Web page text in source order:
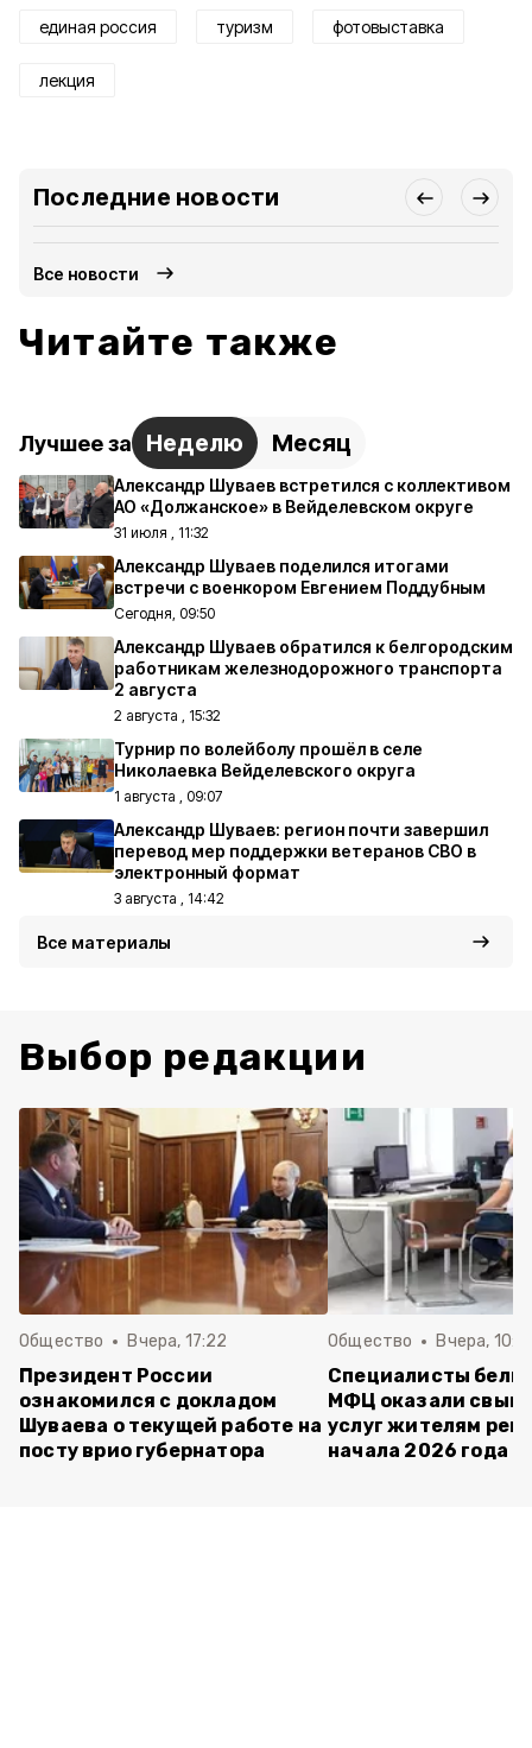
единая россия туризм фотовыставка
лекция
Последние новости
Все новости
Читайте также
Лучшее за Неделю Месяц
Александр Шуваев встретился с коллективом
АО «Должанское» в Вейделевском округе
31 июля , 11:32
Александр Шуваев поделился итогами
встречи с военкором Евгением Поддубным
Сегодня, 09:50
Александр Шуваев обратился к белгородским
работникам железнодорожного транспорта
2 августа
2 августа , 15:32
Турнир по волейболу прошёл в селе
Николаевка Вейделевского округа
1 августа , 09:07
Александр Шуваев: регион почти завершил
перевод мер поддержки ветеранов СВО в
электронный формат
3 августа , 14:42
Все материалы
Выбор редакции
Общество Вчера, 17:22
Президент России
ознакомился с докладом
Шуваева о текущей работе на
посту врио губернатора
Общество Вчера,
Специалисты
МФЦ оказали
услуг жителям
начала 2026 года